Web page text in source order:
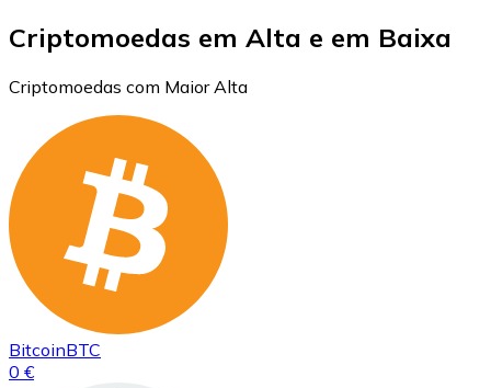
Criptomoedas em Alta e em Baixa
Criptomoedas com Maior Alta
BitcoinBTC
0 €